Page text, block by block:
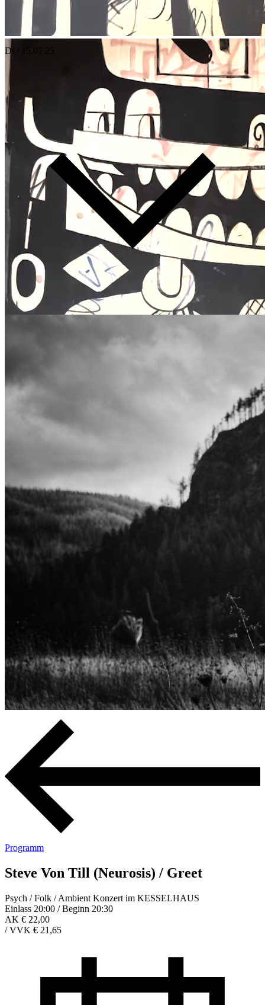
Di / 15.07.25
Programm
Steve Von Till (Neurosis) / Greet
Psych / Folk / Ambient Konzert im KESSELHAUS
Einlass 20:00 / Beginn 20:30
AK € 22,00
/VVK € 21,65